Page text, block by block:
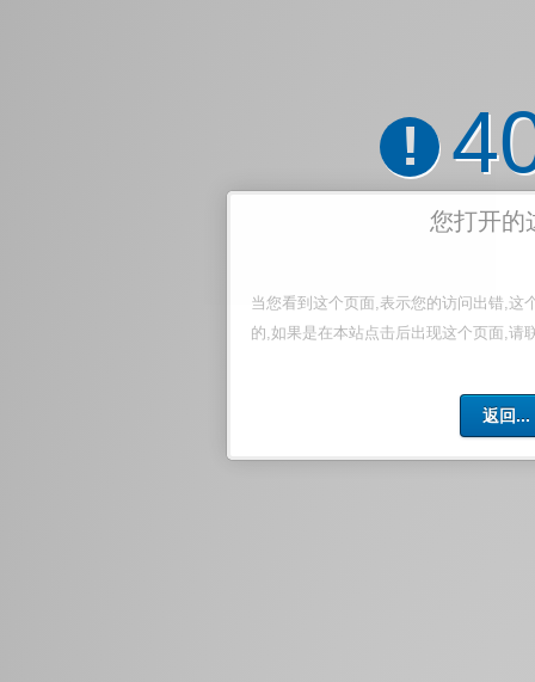
!
您打开的
当您看到这个页面,表示您的访问出错,这
的,如果是在本站点击后出现这个页面,请
返回...